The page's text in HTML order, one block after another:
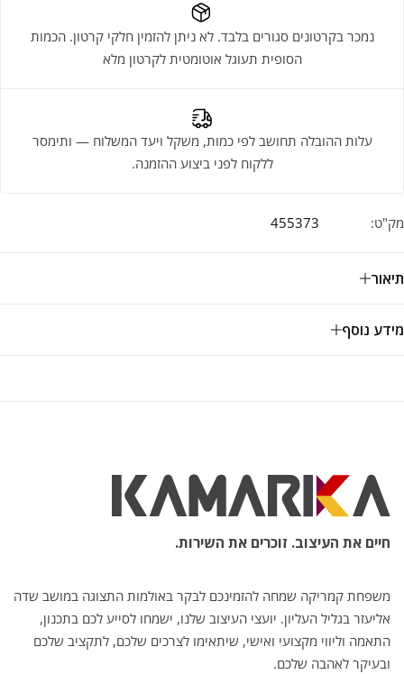
נמכר בקרטונים סגורים בלבד. לא ניתן להזמין חלקי קרטון. הכמות
הסופית תעוגל אוטומטית לקרטון מלא
עלות ההובלה תחושב לפי כמות, משקל ויעד המשלוח — ותימסר
ללקוח לפני ביצוע ההזמנה.
מק"ט: 455373
תיאור
מידע נוסף
חיים את העיצוב. זוכרים את השירות.
משפחת קמריקה שמחה להזמינכם לבקר באולמות התצוגה במושב שדה
אליעזר בגליל העליון. יועצי העיצוב שלנו, ישמחו לסייע לכם בתכנון,
התאמה וליווי מקצועי ואישי, שיתאימו לצרכים שלכם, לתקציב שלכם
ובעיקר לאהבה שלכם.